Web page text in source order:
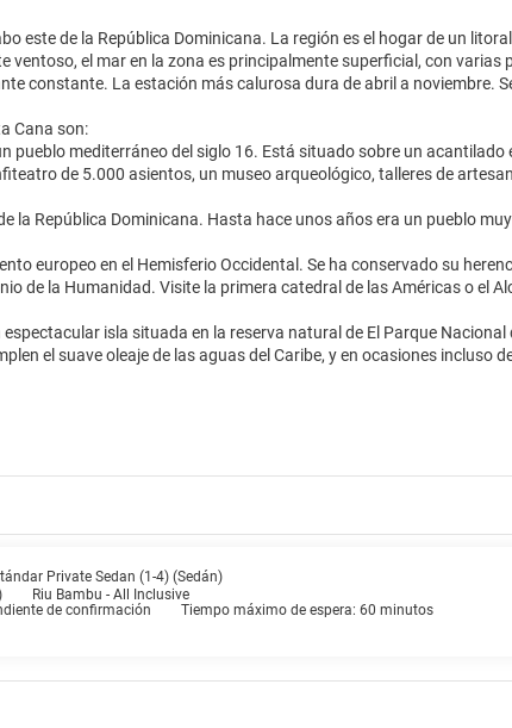
este de la República Dominicana. La región es el hogar de un
ventoso, el mar en la zona es principalmente superficial, con varias
constante. La estación más calurosa dura de abril a noviembre.
Cana son:
pueblo mediterráneo del siglo 16. Está situado sobre un
de 5.000 asientos, un museo arqueológico, talleres de
la República Dominicana. Hasta hace unos años era un pueblo
europeo en el Hemisferio Occidental. Se ha conservado su
de la Humanidad. Visite la primera catedral de las Américas o el
espectacular isla situada en la reserva natural de El Parque
Private Sedan (1-4) (Sedán)
Riu Bambu - All Inclusive
de confirmación
Tiempo máximo de espera: 60 minutos